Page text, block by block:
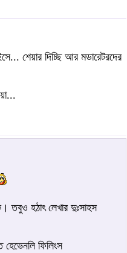
শেয়ার দিচ্ছি আর মডারেটরদের
হঠাৎ লেখার দুঃসাহস
ফিলিংস